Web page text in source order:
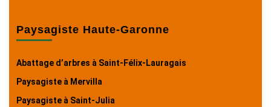
Paysagiste Haute-Garonne
Abattage d’arbres à Saint-Félix-Lauragais
Paysagiste à Mervilla
Paysagiste à Saint-Julia